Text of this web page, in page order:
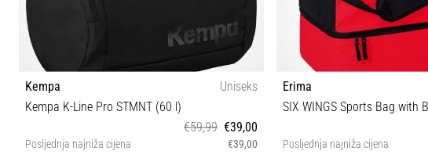
Kempa
Uniseks
Kempa K-Line Pro STMNT (60 l)
€59,99 €39,00
Posljednja najniža cijena €39,00
Erima
Posljednja najniža cijena